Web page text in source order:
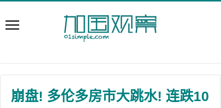
崩盘! 多伦多房市大跳水! 连跌10